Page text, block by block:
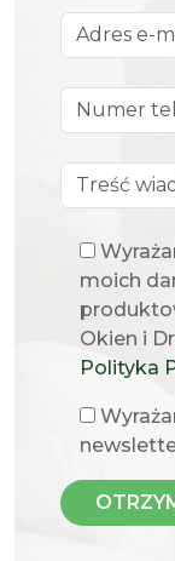
moich
Okien i
Polityka